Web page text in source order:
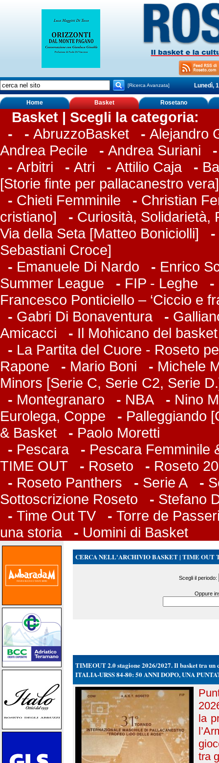
[Ricerca Avanzata] Lunedì,
Home Basket Rosetano
Basket | Scegli la categoria:
-
- AbruzzoBasket - Alejandro
Andrea Pecile - Andrea Suriani
- Arbitri - Atri - Attilio Caja-
[Storie finte per pallacanestro vera]
- Chieti Femminile - Christian
cristiano] - Curiosità, Solidarietà,
Via della Seta [Matteo Boniciolli] -
Sebastiani Croce]
- Emanuele Di Nardo - Enrico
Summer League - FIP - Leghe -
Francesco Ponticiello – ‘Ciccio e
- Gabri Di Bonaventura-
Amicacci
- Il Mohicano del
- La Partita del Cuore - Roseto
Rapone - Mario Boni - Michele
Minors [Serie C, Serie C2, Serie
- Montegranaro - NBA - Nino
Eurolega, Coppe - Palleggiando
& Basket - Paolo Moretti
- Pescara- Pescara Femminile
TIME OUT - Roseto - Roseto
- Roseto Panthers - Serie A -
Sottoscrizione Roseto - Stefano
- Time Out TV - Torre de
una storia- Uomini di Basket
CERCA NELL'ARCHIVIO BASKET | TIME OUT
Scegli il periodo:
Oppure
TIMEOUT 2.0 stagione 2026/2027. Il basket tra un
ITALIA-URSS 84-80: 50 ANNI DOPO, UNA
la
tra